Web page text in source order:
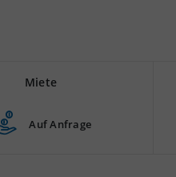
Miete
Auf Anfrage